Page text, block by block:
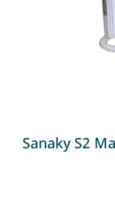
Sanaky S2